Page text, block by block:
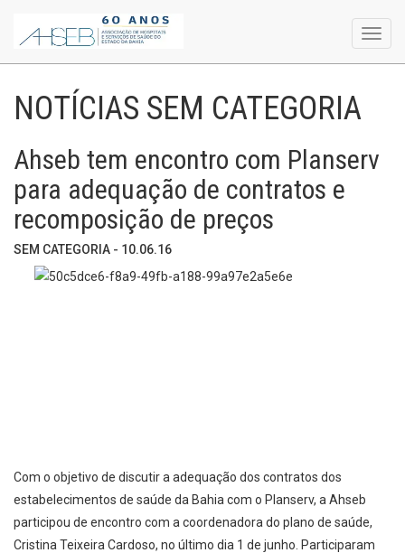
NOTÍCIAS SEM CATEGORIA
Ahseb tem encontro com Planserv
para adequação de contratos e
recomposição de preços
SEM CATEGORIA - 10.06.16
Com o objetivo de discutir a adequação dos contratos dos
estabelecimentos de saúde da Bahia com o Planserv, a Ahseb
participou de encontro com a coordenadora do plano de saúde,
Cristina Teixeira Cardoso, no último dia 1 de junho. Participaram